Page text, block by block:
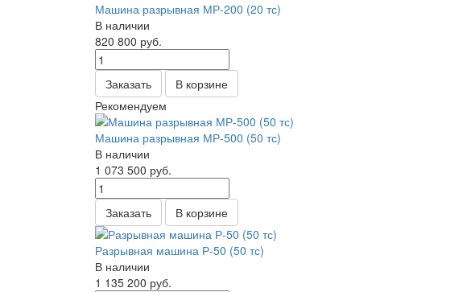
Машина разрывная МР-200 (20 тс)
В наличии
820 800 руб.
Заказать
В корзине
Рекомендуем
Машина разрывная МР-500 (50 тс)
В наличии
1 073 500 руб.
Заказать В корзине
Разрывная машина Р-50 (50 тс)
В наличии
1 135 200 руб.